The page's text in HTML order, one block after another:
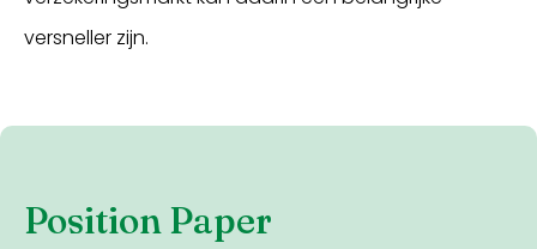
versneller zijn.
Position Paper